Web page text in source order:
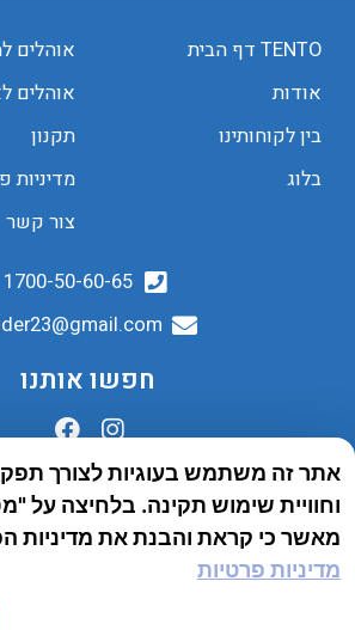
TENTO דף הבית
אודות
בין לקוחותינו
בלוג
אוהלים
אוהלים
תקנון
מדיניות
צור קשר
1700-50-60-65
חפשו אותנו
הובלות לכל
שירות יבואן
אתר זה משתמש בעוגיות לצורך
וחוויית שימוש תקינה. בלחיצה על
מאשר כי קראת והבנת את מדיניות
מדיניות פרטיות